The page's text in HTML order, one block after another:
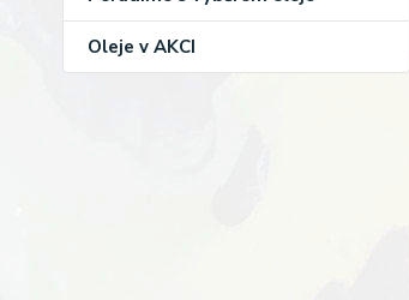
Oleje v AKCI